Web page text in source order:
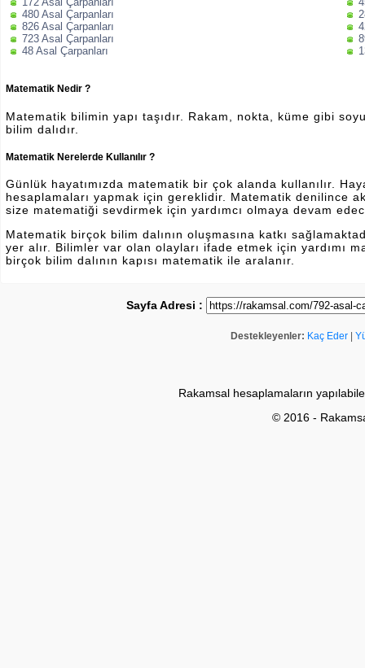
480 Asal Çarpanları
826 Asal Çarpanları
723 Asal Çarpanları
48 Asal Çarpanları
Matematik Nedir ?
Matematik bilimin yapı taşıdır. Rakam, nokta, küme gibi
bilim dalıdır.
Matematik Nerelerde Kullanılır ?
Günlük hayatımızda matematik bir çok alanda kullanılır.
hesaplamaları yapmak için gereklidir. Matematik denilince
size matematiği sevdirmek için yardımcı olmaya devam
Matematik birçok bilim dalının oluşmasına katkı
yer alır. Bilimler var olan olayları ifade etmek için yardımı
birçok bilim dalının kapısı matematik ile aralanır.
Sayfa Adresi :
Destekleyenler: Kaç Eder
Rakamsal hesaplamaların
© 2016 -